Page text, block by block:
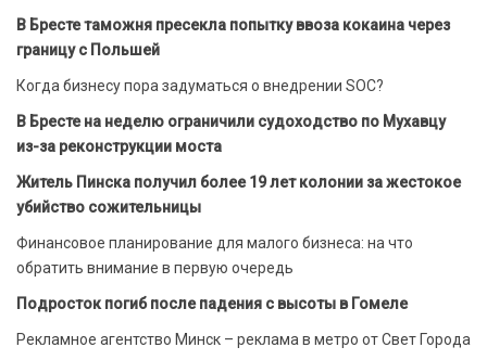
В Бресте таможня пресекла попытку ввоза кокаина через
границу с Польшей
Когда бизнесу пора задуматься о внедрении SOC?
В Бресте на неделю ограничили судоходство по Мухавцу
из-за реконструкции моста
Житель Пинска получил более 19 лет колонии за жестокое
убийство сожительницы
Финансовое планирование для малого бизнеса: на что
обратить внимание в первую очередь
Подросток погиб после падения с высоты в Гомеле
Рекламное агентство Минск – реклама в метро от Свет Города